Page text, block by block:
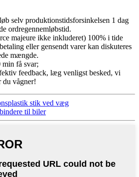
selv produktionstidsforsinkelsen 1 dag
ordregennemløbstid.
majeure ikke inkluderet) 100% i tide
eller gensendt varer kan diskuteres
mængde.
min få svar;
feedback, læg venligst besked, vi
du vågner!
stik ved væg
til biler